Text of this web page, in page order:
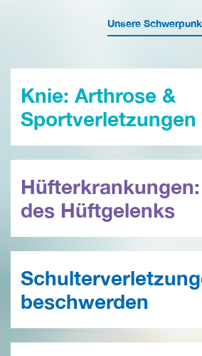
Unsere
Knie: Arthrose &
Sportverletzungen
des Hüftgelenks
beschwerden